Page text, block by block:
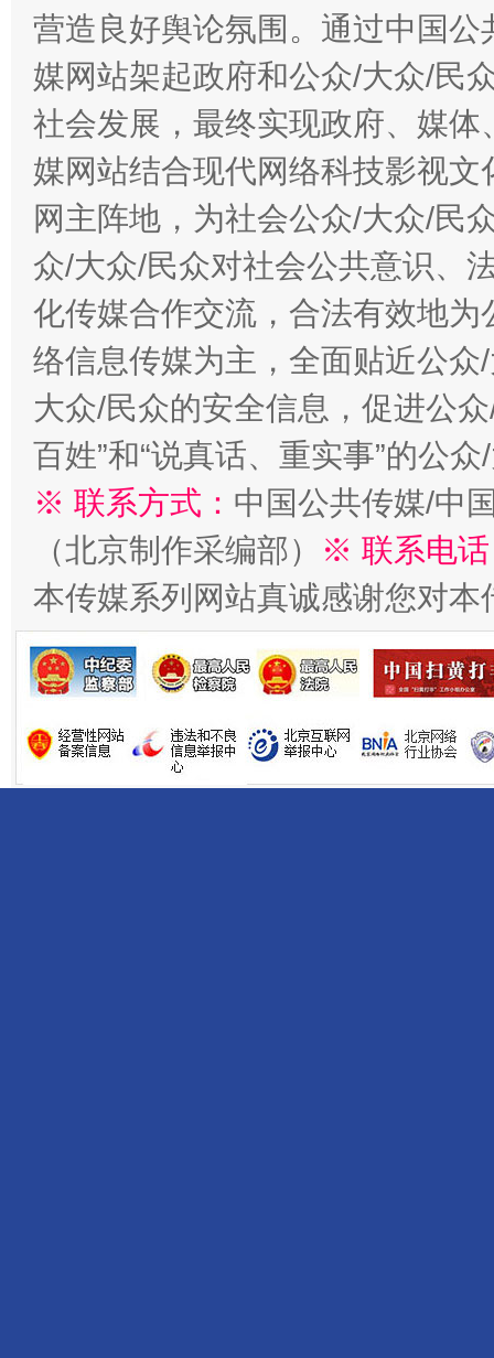
法徽映军营 权益有保障
一批国家标准开始实施 从
营造良好舆论氛围。通过中国
媒网站架起政府和公众/大众/民
社会发展，最终实现政府、媒
媒网站结合现代网络科技影视
网主阵地，为社会公众/大众/民
众/大众/民众对社会公共意识、
化传媒合作交流，合法有效地
络信息传媒为主，全面贴近公
大众/民众的安全信息，促进公
百姓”和“说真话、重实事”的公
※ 联系方式： 中国公共传媒/中
（北京制作采编部）
※ 联系电
本传媒系列网站真诚感谢您对